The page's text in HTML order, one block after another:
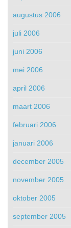
augustus 2006
juli 2006
juni 2006
mei 2006
april 2006
maart 2006
februari 2006
januari 2006
december 2005
november 2005
oktober 2005
september 2005